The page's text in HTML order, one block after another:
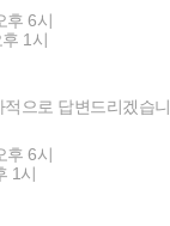
후 6시
1시
으로 답변드리겠습니
후 6시
1시